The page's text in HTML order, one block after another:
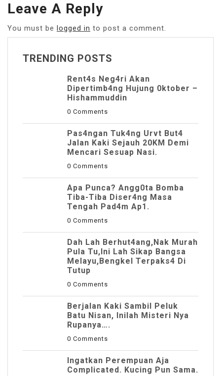
Leave A Reply
You must be logged in to post a comment.
TRENDING POSTS
Rent4s Neg4ri Akan
Dipertimb4ng Hujung 0ktober –
Hishammuddin
0 Comments
Pas4ngan Tuk4ng Urvt But4
JaIan Kaki Sejauh 20KM Demi
Mencari Sesuap Nasi.
0 Comments
Apa Punca? Angg0ta Bomba
Tiba-Tiba Diser4ng Masa
Tengah Pad4m Ap1.
0 Comments
Dah Lah Berhut4ang,Nak Murah
Pula Tu,Ini Lah Sikap Bangsa
Melayu,Bengkel Terpaks4 Di
Tutup
0 Comments
Berjalan Kaki Sambil Peluk
Batu Nisan, Inilah Misteri Nya
Rupanya….
0 Comments
Ingatkan Perempuan Aja
Complicated. Kucing Pun Sama.